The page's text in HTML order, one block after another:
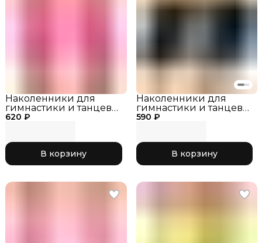
620 ₽
Наколенники для
гимнастики и танцев
INDIGO IN-211 Розовый,
В корзину
590 ₽
Наколенники для
гимнастики и танцев
INDIGO SM-113 Черный,
В корзину